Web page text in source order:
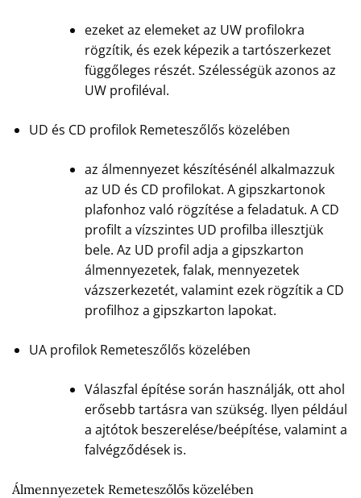
ezeket az elemeket az UW profilokra
rögzítik, és ezek képezik a tartószerkezet
függőleges részét. Szélességük azonos az
UW profiléval.
UD és CD profilok Remeteszőlős közelében
az álmennyezet készítésénél alkalmazzuk
az UD és CD profilokat. A gipszkartonok
plafonhoz való rögzítése a feladatuk. A CD
profilt a vízszintes UD profilba illesztjük
bele. Az UD profil adja a gipszkarton
álmennyezetek, falak, mennyezetek
vázszerkezetét, valamint ezek rögzítik a CD
profilhoz a gipszkarton lapokat.
UA profilok Remeteszőlős közelében
Válaszfal építése során használják, ott ahol
erősebb tartásra van szükség. Ilyen például
a ajtótok beszerelése/beépítése, valamint a
falvégződések is.
Álmennyezetek Remeteszőlős közelében